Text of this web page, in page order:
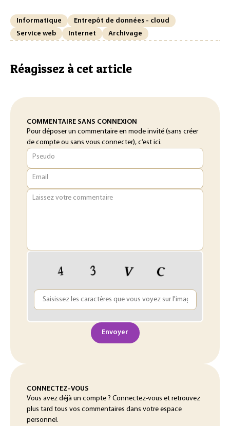
Informatique
Entrepôt de données - cloud
Service web
Internet Archivage
Réagissez à cet article
COMMENTAIRE SANS CONNEXION
Pour déposer un commentaire en mode invité (sans créer
de compte ou sans vous connecter), c’est ici.
Pseudo
Email
Laissez votre commentaire
Envoyer
CONNECTEZ-VOUS
Vous avez déjà un compte ? Connectez-vous et retrouvez
plus tard tous vos commentaires dans votre espace
personnel.